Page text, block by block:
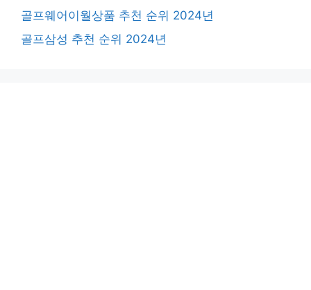
골프웨어이월상품 추천 순위 2024년
골프삼성 추천 순위 2024년